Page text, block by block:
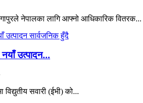
नेपालका लागि आफ्नो आधिकारिक वितरक...
नयाँ उत्पादन...
सवारी (ईभी) को...